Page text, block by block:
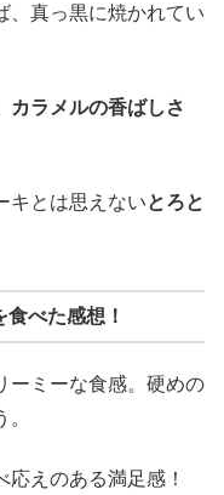
、真っ黒に焼かれてい
カラメルの香ばしさ
キとは思えないとろと
べた感想！
ーミーな食感。硬めの
えのある満足感！